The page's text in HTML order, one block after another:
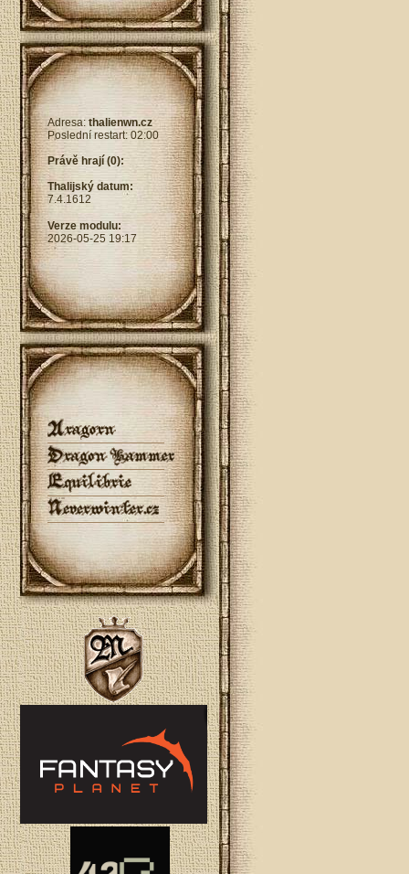
Adresa: thalienwn.cz
Poslední restart: 02:00
Právě hrají (0):
Thalijský datum:
7.4.1612
Verze modulu:
2026-05-25 19:17